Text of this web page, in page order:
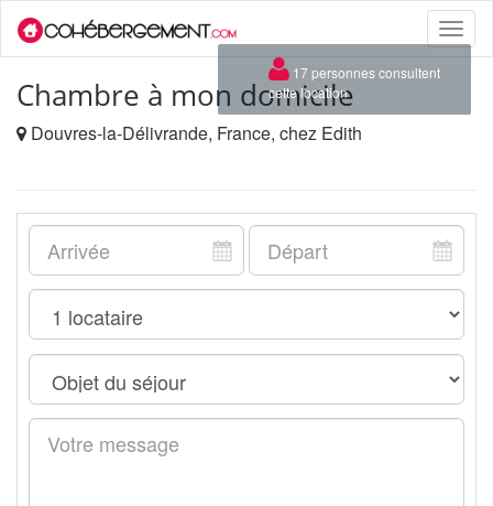
Toggle
Chambre à mon domicile
Douvres-la-Délivrande, France, chez Edith
×
17 personnes consultent
cette location